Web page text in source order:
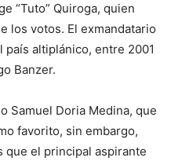
“Tuto” Quiroga, quien
los votos. El exmandatario
país altiplánico, entre 2001
Banzer.
Samuel Doria Medina, que
favorito, sin embargo,
que el principal aspirante